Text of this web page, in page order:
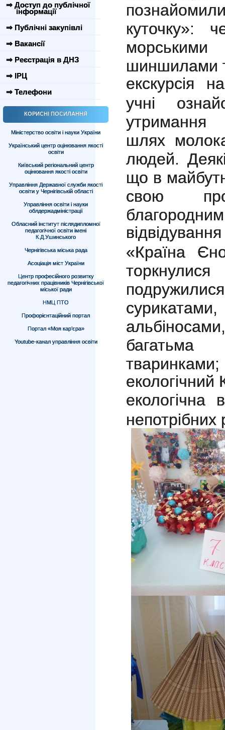
⇒ Доступ до публічної
інформації
⇒ Публічні закупівлі
⇒ Вакансії
⇒ Реєстрація в ДНЗ
⇒ ІРЦ
⇒ Телефони
КОРИСНІ ПОСИЛАННЯ
Міністерство освіти і науки України
Український центр оцінювання якості
освіти
Київський регіональний центр
оцінювання якості освіти
Управління Державної служби якості
освіти у Чернігівській області
Управління освіти і науки
облдержадміністрації
Обласний інститут післядипломної
педагогічної освіти імені
К.Д.Ушинського
Чернігівська міська рада
Асоціація міст України
Центр професійного розвитку
педагогічних працівників Чернігівської
міської ради
НМЦ ПТО
Профорієнтаційний портал
Портал «Моя кар’єра»
Youtube-канал управління освіти
куточку»:
морськими
шиншилами
екскурсія
учні
утримання
шлях
людей.
що в
свою
«Країна
тваринками;
екологічний
екологічна
непотрібних